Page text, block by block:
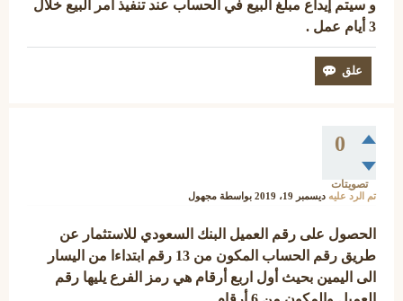
و سيتم إيداع مبلغ البيع في الحساب عند تنفيذ أمر البيع خلال
3 أيام عمل .
0
تصويتات
تم الرد عليه ديسمبر 19، 2019 بواسطة مجهول
الحصول على رقم العميل البنك السعودي للاستثمار عن
طريق رقم الحساب المكون من 13 رقم ابتداءا من اليسار
الى اليمين بحيث أول اربع أرقام هي رمز الفرع يليها رقم